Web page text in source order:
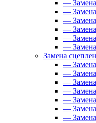
—
—
—
—
—
—
Замена
—
—
—
—
—
—
—